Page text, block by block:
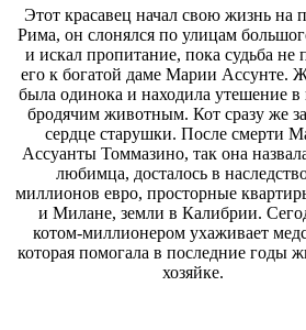
Этот красавец начал свою жизнь на
Рима, он слонялся по улицам
и искал пропитание, пока судьба не
его к богатой даме Марии Ассунте.
была одинока и находила утешение
бродячим животным. Кот сразу же
сердце старушки. После смерти
Ассуанты Томмазино, так она
любимца, досталось в
миллионов евро, просторные
и Милане, земли в Калибрии.
котом-миллионером ухаживает
которая помогала в последние годы
хозяйке.